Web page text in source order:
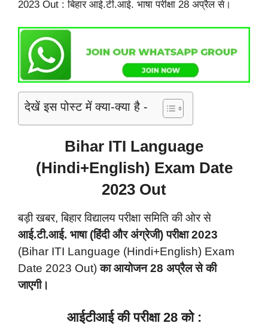
2023 Out : बिहार आई.टी.आई. भाषा परीक्षा 28 अप्रैल से।
देखें इस पोस्ट में क्या-क्या है -
Bihar ITI Language
(Hindi+English) Exam Date
2023 Out
बड़ी खबर, बिहार विद्यालय परीक्षा समिति की ओर से
आई.टी.आई. भाषा (हिंदी और अंग्रेजी) परीक्षा 2023
(Bihar ITI Language (Hindi+English) Exam
Date 2023 Out)का आयोजन 28 अप्रैल से की
जाएगी।
आईटीआई की परीक्षा 28 को :